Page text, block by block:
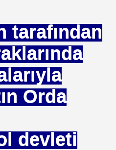
tarafından
Orda
devleti